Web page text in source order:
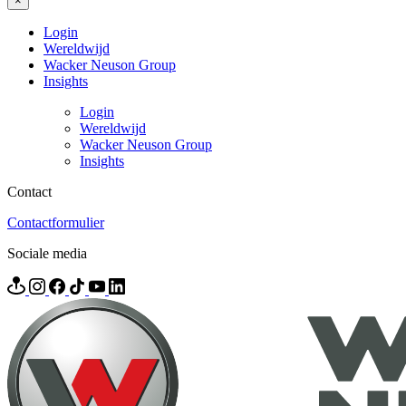
Login
Wereldwijd
Wacker Neuson Group
Insights
Login
Wereldwijd
Wacker Neuson Group
Insights
Contact
Contactformulier
Sociale media